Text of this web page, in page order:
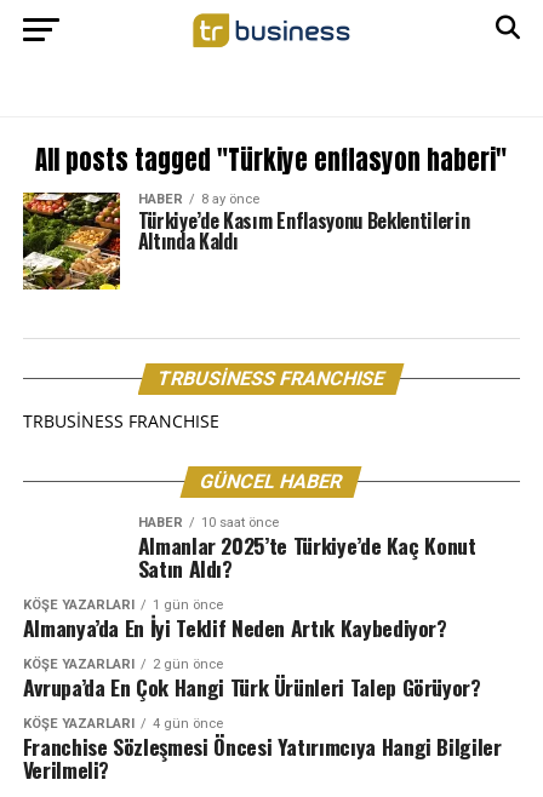
All posts tagged "Türkiye enflasyon haberi"
HABER 8 ay önce
Türkiye’de Kasım Enflasyonu Beklentilerin
Altında Kaldı
TRBUSİNESS FRANCHISE
TRBUSİNESS FRANCHISE
GÜNCEL HABER
HABER 10 saat önce
Almanlar 2025’te Türkiye’de Kaç Konut
Satın Aldı?
KÖŞE YAZARLARI 1 gün önce
Almanya’da En İyi Teklif Neden Artık Kaybediyor?
KÖŞE YAZARLARI 2 gün önce
Avrupa’da En Çok Hangi Türk Ürünleri Talep Görüyor?
KÖŞE YAZARLARI 4 gün önce
Franchise Sözleşmesi Öncesi Yatırımcıya Hangi Bilgiler
Verilmeli?